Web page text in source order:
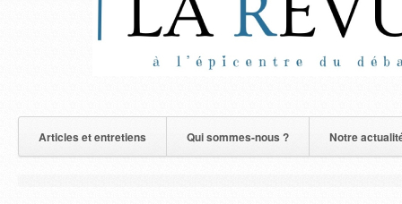
Articles et entretiens Qui sommes-nous ? Notre